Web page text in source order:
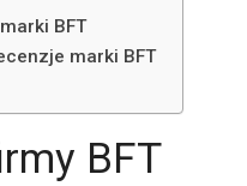
BFT
marki BFT
BFT